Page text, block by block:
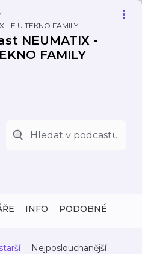
- E.U TEKNO FAMILY
NEUMATIX -
FAMILY
INFO PODOBNÉ
Nejposlouchanější